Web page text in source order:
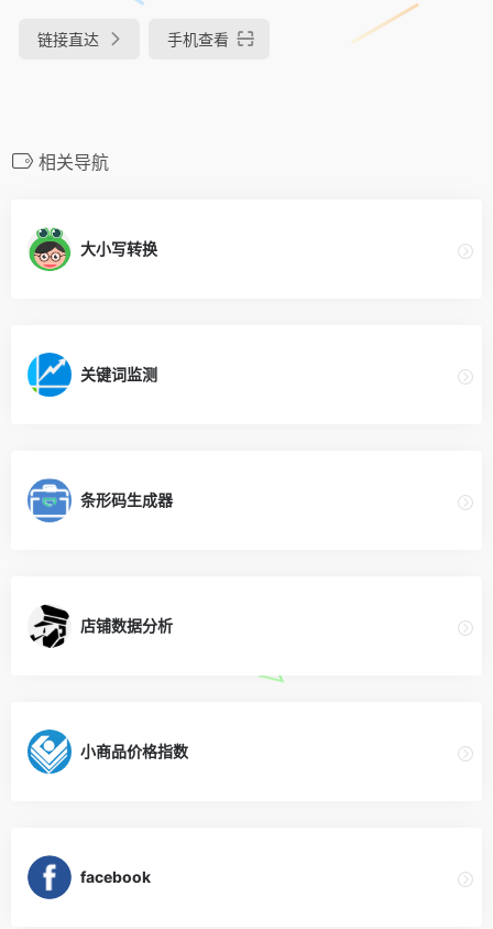
链接直达 手机查看
相关导航
大小写转换
关键词监测
条形码生成器
店铺数据分析
小商品价格指数
facebook